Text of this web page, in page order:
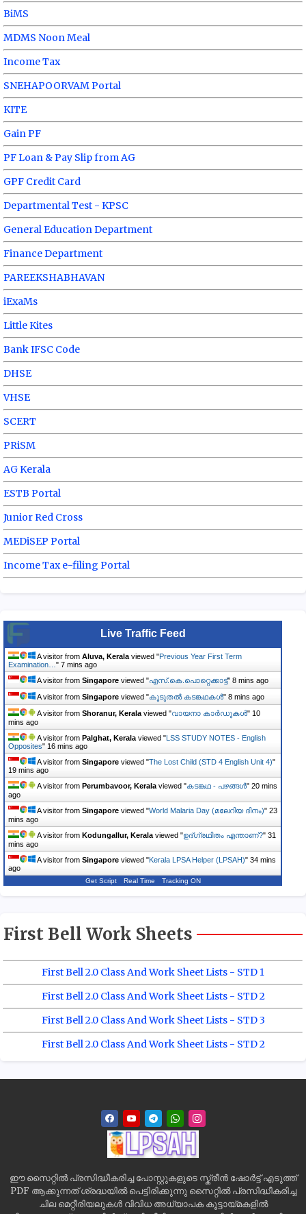
BiMS
MDMS Noon Meal
Income Tax
SNEHAPOORVAM Portal
KITE
Gain PF
PF Loan & Pay Slip from AG
GPF Credit Card
Departmental Test - KPSC
General Education Department
Finance Department
PAREEKSHABHAVAN
iExaMs
Little Kites
Bank IFSC Code
DHSE
VHSE
SCERT
PRiSM
AG Kerala
ESTB Portal
Junior Red Cross
MEDiSEP Portal
Income Tax e-filing Portal
Live Traffic Feed
A visitor from Aluva, Kerala viewed "Previous Year First Term
Examination… " 7 mins ago
A visitor from Singapore viewed "എസ്.കെ.പൊറ്റെക്കാട്ട്" 8 mins ago
A visitor from Singapore viewed "കൂടുതൽ കടങ്കഥകൾ" 8 mins ago
A visitor from Shoranur, Kerala viewed "വായനാ കാർഡുകൾ" 10
mins ago
A visitor from Palghat, Kerala viewed "LSS STUDY NOTES - English
Opposites" 16 mins ago
A visitor from Singapore viewed "The Lost Child (STD 4 English Unit 4)"
19 mins ago
A visitor from Perumbavoor, Kerala viewed "കടങ്കഥ - പഴങ്ങൾ" 20 mins
ago
A visitor from Singapore viewed "World Malaria Day (മലേറിയ ദിനം)" 23
mins ago
A visitor from Kodungallur, Kerala viewed "ഉദ്ഗ്രഥിതം എന്താണ്?" 31
mins ago
A visitor from Singapore viewed "Kerala LPSA Helper (LPSAH)" 34 mins
ago
Get Script Real Time Tracking ON
First Bell Work Sheets
First Bell 2.0 Class And Work Sheet Lists - STD 1
First Bell 2.0 Class And Work Sheet Lists - STD 2
First Bell 2.0 Class And Work Sheet Lists - STD 3
First Bell 2.0 Class And Work Sheet Lists - STD 2
ഈ സൈറ്റിൽ പ്രസിദ്ധീകരിച്ച പോസ്റ്റുകളുടെ സ്ക്രീൻ ഷോർട്ട് എടുത്ത്
PDF ആക്കുന്നത് ശ്രദ്ധയിൽ പെട്ടിരിക്കുന്നു സൈറ്റിൽ പ്രസിദ്ധീകരിച്ച
ചില മെറ്റീരിയലുകൾ വിവിധ അധ്യാപക കൂട്ടായ്മകളിൽ